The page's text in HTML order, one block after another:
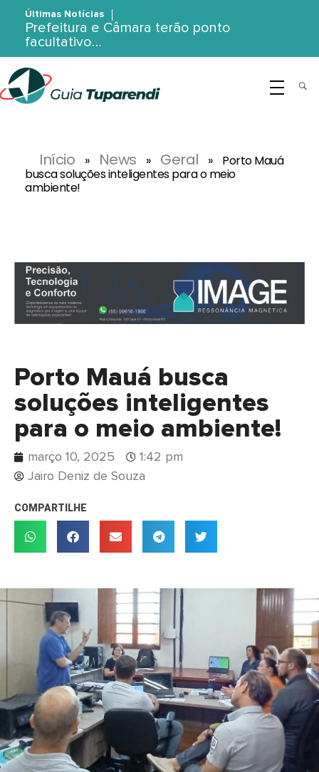
Últimas Notícias
Prefeitura e Câmara terão ponto
facultativo…
Início » News » Geral »
Porto Mauá
busca soluções inteligentes para o meio
ambiente!
Porto Mauá busca
soluções inteligentes
para o meio ambiente!
março 10, 2025
1:42 pm
Jairo Deniz de Souza
COMPARTILHE